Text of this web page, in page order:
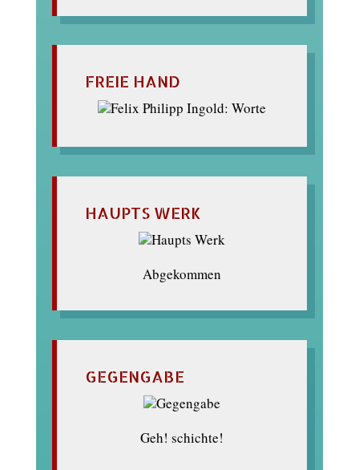
FREIE HAND
HAUPTS WERK
Abgekommen
GEGENGABE
Geh! schichte!